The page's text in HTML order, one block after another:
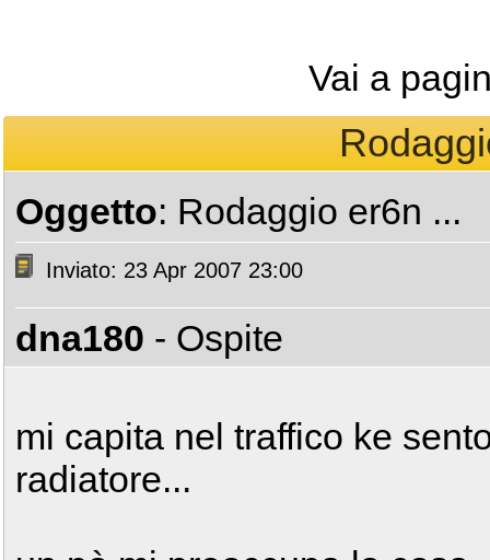
Vai a
Oggetto: Rodaggio er6n ...
Inviato: 23 Apr 2007 23:00
dna180 - Ospite
mi capita nel traffico ke
radiatore...